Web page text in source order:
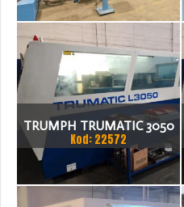
TRUMPH TRUMATIC 3050
LASER
Kod: 22572